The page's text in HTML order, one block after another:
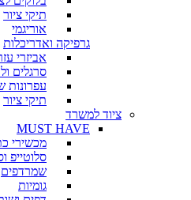
תיקי ציור
אוריגמי
גרפיקה ואדריכלות
אביזרי
סרגלים
עפרונות
תיקי ציור
ציוד למשרד
MUST HAVE
מכשירי
סלוטייפ
שמרדפים
גומיות